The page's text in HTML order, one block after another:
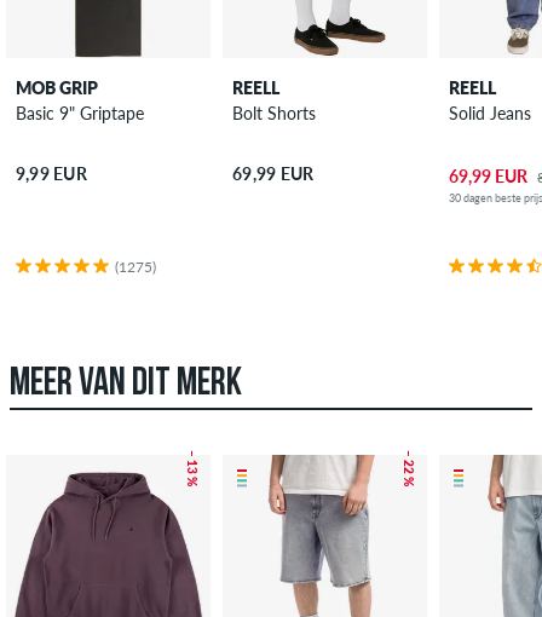
MOB GRIP
Basic 9" Griptape
9,99 EUR
(1275)
REELL
Bolt Shorts
69,99 EUR
REELL
Solid Jeans
69,99 EUR
30 dagen beste
MEER VAN DIT MERK
– 13 % – 22 %